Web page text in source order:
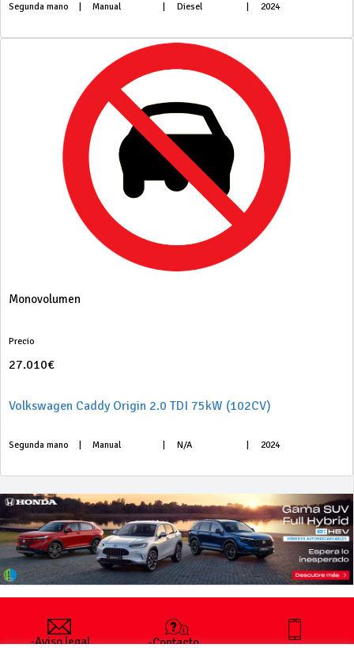
Segunda mano Manual Diesel 2024
Monovolumen
Precio
27.010€
Volkswagen Caddy Origin 2.0 TDI 75kW (102CV)
Segunda mano Manual N/A 2024
-Aviso legal -Contacto